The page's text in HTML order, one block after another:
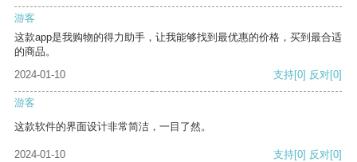
游客
这款app是我购物的得力助手，让我能够找到最优惠的价格，买到最合适
的商品。
2024-01-10
支持[0] 反对[0]
游客
这款软件的界面设计非常简洁，一目了然。
2024-01-10 支持[0] 反对[0]